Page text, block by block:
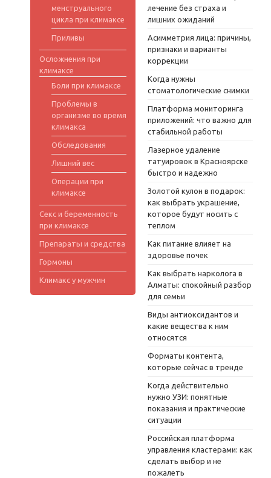
менструального
цикла при климаксе
Приливы
Осложнения при
климаксе
Боли при климаксе
Проблемы в
организме во время
климакса
Обследования
Лишний вес
Операции при
климаксе
Секс и беременность
при климаксе
Препараты и средства
Гормоны
Климакс у мужчин
лечение без страха и
лишних ожиданий
Асимметрия лица: причины,
признаки и варианты
коррекции
Когда нужны
стоматологические снимки
Платформа мониторинга
приложений: что важно для
стабильной работы
Лазерное удаление
татуировок в Красноярске
быстро и надежно
Золотой кулон в подарок:
как выбрать украшение,
которое будут носить с
теплом
Как питание влияет на
здоровье почек
Как выбрать нарколога в
Алматы: спокойный разбор
для семьи
Виды антиоксидантов и
какие вещества к ним
относятся
Форматы контента,
которые сейчас в тренде
Когда действительно
нужно УЗИ: понятные
показания и практические
ситуации
Российская платформа
управления кластерами: как
сделать выбор и не
пожалеть